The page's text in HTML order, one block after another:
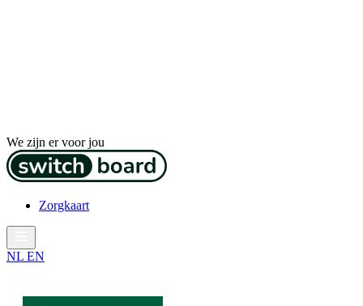
We zijn er voor jou
Zorgkaart
NL EN